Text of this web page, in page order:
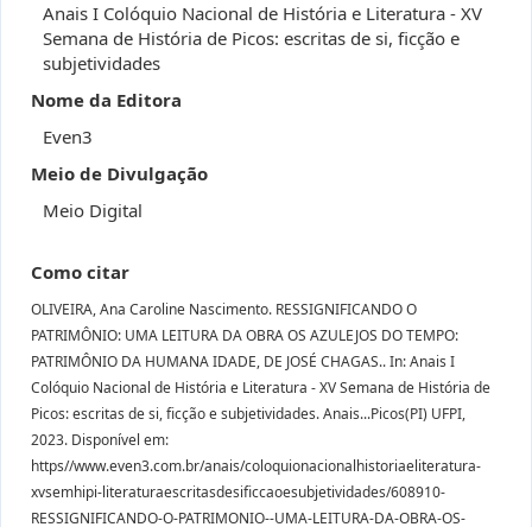
Anais I Colóquio Nacional de História e Literatura - XV
Semana de História de Picos: escritas de si, ficção e
subjetividades
Nome da Editora
Even3
Meio de Divulgação
Meio Digital
Como citar
OLIVEIRA, Ana Caroline Nascimento. RESSIGNIFICANDO O
PATRIMÔNIO: UMA LEITURA DA OBRA OS AZULEJOS DO TEMPO:
PATRIMÔNIO DA HUMANA IDADE, DE JOSÉ CHAGAS.. In: Anais I
Colóquio Nacional de História e Literatura - XV Semana de História de
Picos: escritas de si, ficção e subjetividades. Anais...Picos(PI) UFPI,
2023. Disponível em:
https//www.even3.com.br/anais/coloquionacionalhistoriaeliteratura-
xvsemhipi-literaturaescritasdesificcaoesubjetividades/608910-
RESSIGNIFICANDO-O-PATRIMONIO--UMA-LEITURA-DA-OBRA-OS-